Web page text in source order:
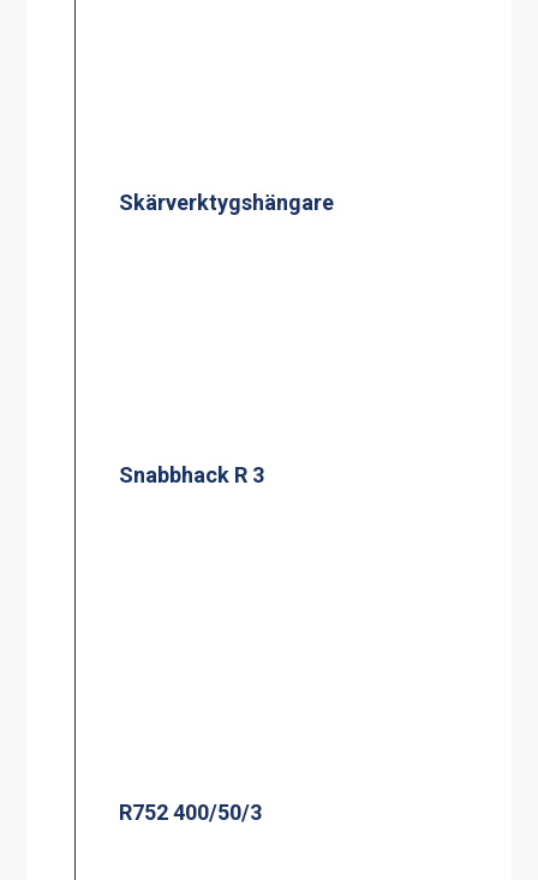
Skärverktygshängare
Snabbhack R 3
R752 400/50/3